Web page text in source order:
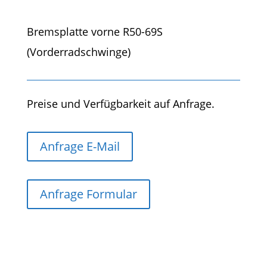
Bremsplatte vorne R50-69S
(Vorderradschwinge)
Preise und Verfügbarkeit auf Anfrage.
Anfrage E-Mail
Anfrage Formular